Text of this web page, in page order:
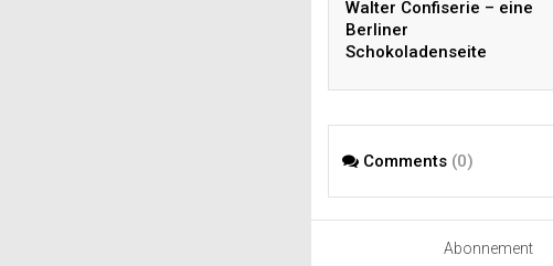
Walter Confiserie – eine
Berliner
Schokoladenseite
Comments (0)
Abonnement